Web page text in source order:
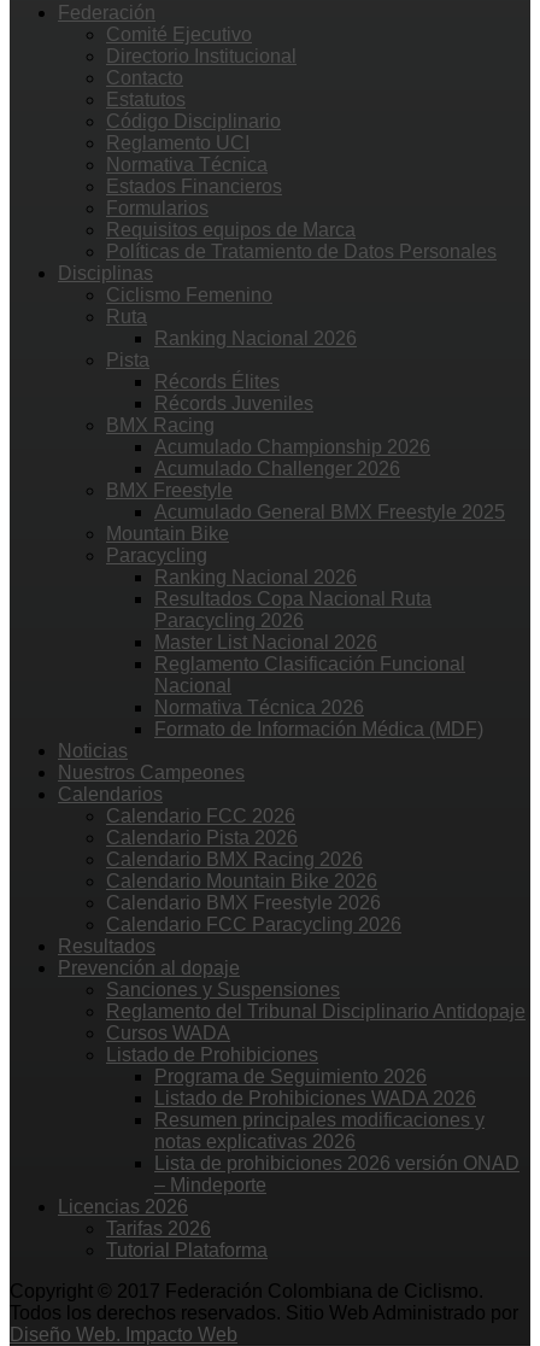
Federación
Comité Ejecutivo
Directorio Institucional
Contacto
Estatutos
Código Disciplinario
Reglamento UCI
Normativa Técnica
Estados Financieros
Formularios
Requisitos equipos de Marca
Políticas de Tratamiento de Datos Personales
Disciplinas
Ciclismo Femenino
Ruta
Ranking Nacional 2026
Pista
Récords Élites
Récords Juveniles
BMX Racing
Acumulado Championship 2026
Acumulado Challenger 2026
BMX Freestyle
Acumulado General BMX Freestyle 2025
Mountain Bike
Paracycling
Ranking Nacional 2026
Resultados Copa Nacional Ruta
Paracycling 2026
Master List Nacional 2026
Reglamento Clasificación Funcional
Nacional
Normativa Técnica 2026
Formato de Información Médica (MDF)
Noticias
Nuestros Campeones
Calendarios
Calendario FCC 2026
Calendario Pista 2026
Calendario BMX Racing 2026
Calendario Mountain Bike 2026
Calendario BMX Freestyle 2026
Calendario FCC Paracycling 2026
Resultados
Prevención al dopaje
Sanciones y Suspensiones
Reglamento del Tribunal Disciplinario Antidopaje
Cursos WADA
Listado de Prohibiciones
Programa de Seguimiento 2026
Listado de Prohibiciones WADA 2026
Resumen principales modificaciones y
notas explicativas 2026
Lista de prohibiciones 2026 versión ONAD
– Mindeporte
Licencias 2026
Tarifas 2026
Tutorial Plataforma
Copyright © 2017 Federación Colombiana de Ciclismo.
Todos los derechos reservados. Sitio Web Administrado por
Diseño Web. Impacto Web